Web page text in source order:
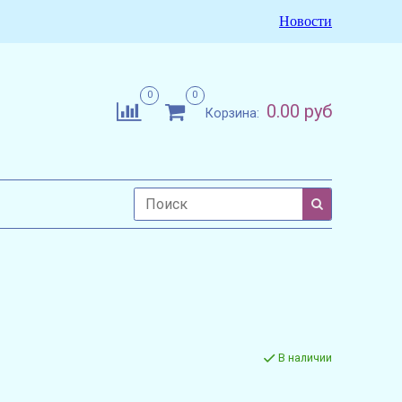
Новости
0 0
Корзина: 0.00 руб
В наличии